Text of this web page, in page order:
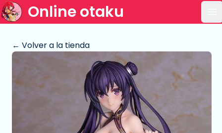
Online otaku
← Volver a la tienda